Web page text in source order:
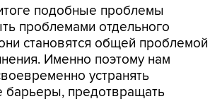
подобные проблемы
проблемами отдельного
становятся общей проблемой
Именно поэтому нам
устранять
предотвращать